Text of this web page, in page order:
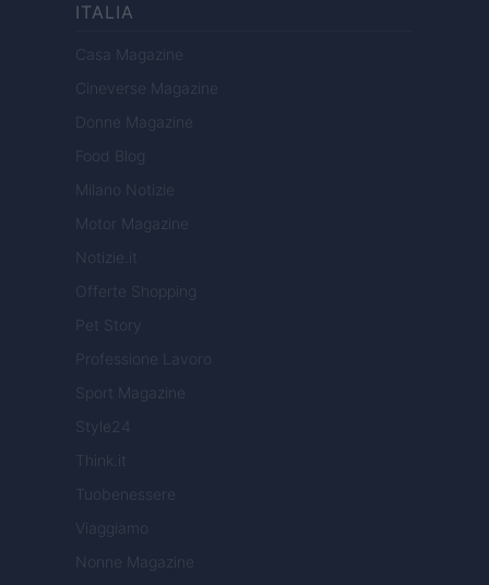
ITALIA
Casa Magazine
Cineverse Magazine
Donne Magazine
Food Blog
Milano Notizie
Motor Magazine
Notizie.it
Offerte Shopping
Pet Story
Professione Lavoro
Sport Magazine
Style24
Think.it
Tuobenessere
Viaggiamo
Nonne Magazine